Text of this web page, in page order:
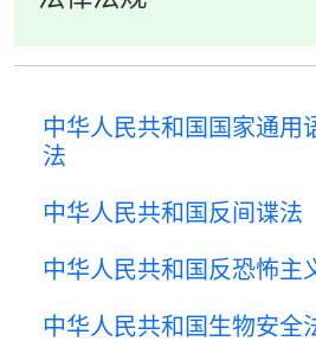
中华人民共和国国家通用
法
中华人民共和国反间谍法
中华人民共和国反恐怖主
中华人民共和国生物安全